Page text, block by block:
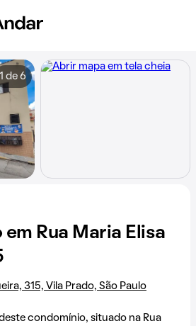
Rua Maria Elisa
315, Vila Prado, São Paulo
condomínio, situado na Rua
1 de 6